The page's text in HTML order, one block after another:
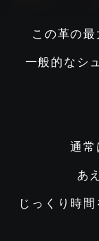
この革の最
一般的なシ
通常
あ
じっくり時